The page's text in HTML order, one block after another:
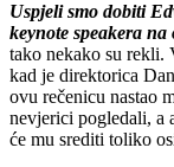
Uspjeli smo dobiti
keynote speakera
tako nekako su rekli.
kad je direktorica
ovu rečenicu nastao
nevjerici pogledali, a
će mu srediti toliko